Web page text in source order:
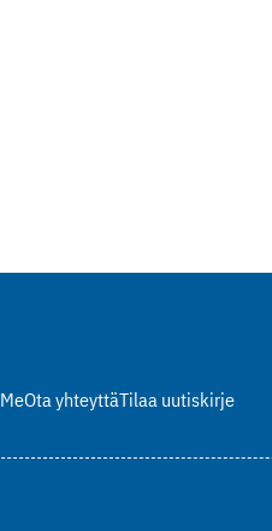
MeOta yhteyttäTilaa uutiskirje